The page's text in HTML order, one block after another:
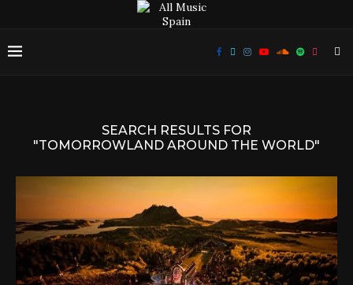
SEARCH RESULTS FOR
"TOMORROWLAND AROUND THE WORLD"